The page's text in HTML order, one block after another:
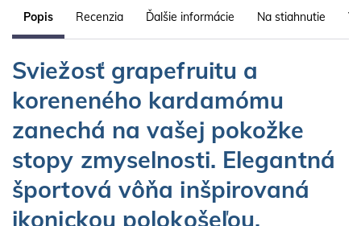
Popis Recenzia Ďalšie informácie Na stiahnutie
Sviežosť grapefruitu a
koreneného kardamómu
zanechá na vašej pokožke
stopy zmyselnosti. ​ Elegantná
športová vôňa inšpirovaná
ikonickou polokošeľou.